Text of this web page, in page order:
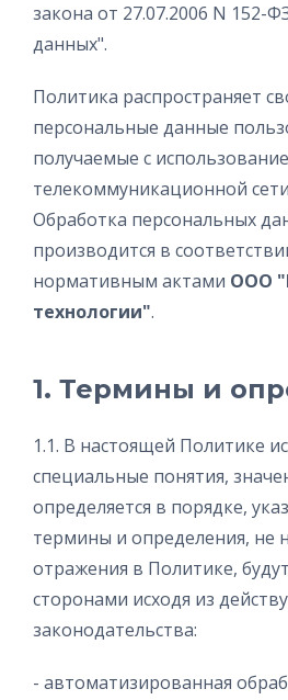
закона от 27.07.2006 N 152-
данных".
Политика распространяет
персональные данные
получаемые с
телекоммуникационной
Обработка персональных
производится в
нормативным актами ООО
технологии".
1. Термины и
1.1. В настоящей Политике
специальные понятия,
определяется в порядке,
термины и определения, не
отражения в Политике,
сторонами исходя из
законодательства:
- автоматизированная